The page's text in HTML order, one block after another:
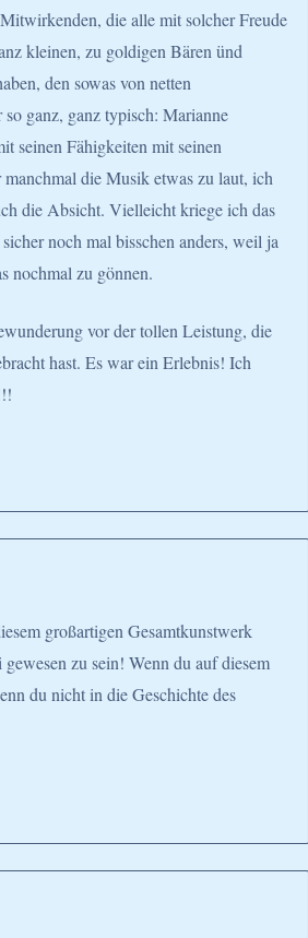
die alle mit solcher Freude
kleinen, zu goldigen Bären ünd
den sowas von netten
ganz, ganz typisch: Marianne
seinen Fähigkeiten mit seinen
die Musik etwas zu laut, ich
die Absicht. Vielleicht kriege ich das
noch mal bisschen anders, weil ja
nochmal zu gönnen.
vor der tollen Leistung, die
hast. Es war ein Erlebnis! Ich
großartigen Gesamtkunstwerk
zu sein! Wenn du auf diesem
du nicht in die Geschichte des